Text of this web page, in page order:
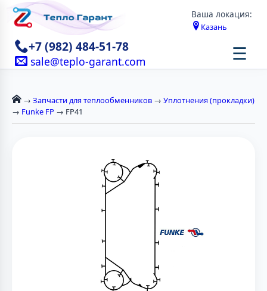
Ваша локация:
Казань
+7 (982) 484-51-78
sale@teplo-garant.com ☰
→ Запчасти для теплообменников → Уплотнения (прокладки)
→ Funke FP → FP41